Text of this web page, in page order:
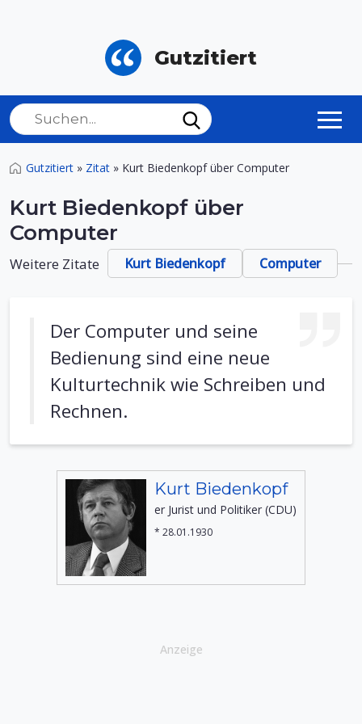
Gutzitiert
Gutzitiert » Zitat » Kurt Biedenkopf über Computer
Kurt Biedenkopf über
Computer
Weitere Zitate Kurt Biedenkopf Computer
Der Computer und seine
Bedienung sind eine neue
Kulturtechnik wie Schreiben und
Rechnen.
Kurt Biedenkopf
er Jurist und Politiker (CDU)
* 28.01.1930
Anzeige